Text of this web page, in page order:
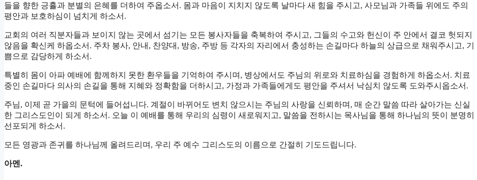
들을 향한 긍휼과 분별의 은혜를 더하여 주옵소서. 몸과 마음이 지치지 않도록 날마다 새 힘을 주시고, 사모님과 가족들 위에도 주의
평안과 보호하심이 넘치게 하소서.
교회의 여러 직분자들과 보이지 않는 곳에서 섬기는 모든 봉사자들을 축복하여 주시고, 그들의 수고와 헌신이 주 안에서 결코 헛되지
않음을 확신케 하옵소서. 주차 봉사, 안내, 찬양대, 방송, 주방 등 각자의 자리에서 충성하는 손길마다 하늘의 상급으로 채워주시고, 기
쁨으로 감당하게 하소서.
특별히 몸이 아파 예배에 함께하지 못한 환우들을 기억하여 주시며, 병상에서도 주님의 위로와 치료하심을 경험하게 하옵소서. 치료
중인 손길마다 의사의 손길을 통해 지혜와 정확함을 더하시고, 가정과 가족들에게도 평안을 주셔서 낙심치 않도록 도와주시옵소서.
주님, 이제 곧 가을의 문턱에 들어섭니다. 계절이 바뀌어도 변치 않으시는 주님의 사랑을 신뢰하며, 매 순간 말씀 따라 살아가는 신실
한 그리스도인이 되게 하소서. 오늘 이 예배를 통해 우리의 심령이 새로워지고, 말씀을 전하시는 목사님을 통해 하나님의 뜻이 분명히
선포되게 하소서.
모든 영광과 존귀를 하나님께 올려드리며, 우리 주 예수 그리스도의 이름으로 간절히 기도드립니다.
아멘.